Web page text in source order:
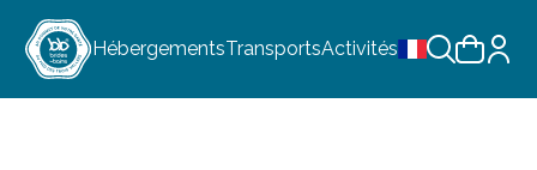
HébergementsTransportsActivitésChoix de la